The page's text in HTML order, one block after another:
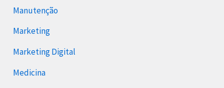
Manutenção
Marketing
Marketing Digital
Medicina